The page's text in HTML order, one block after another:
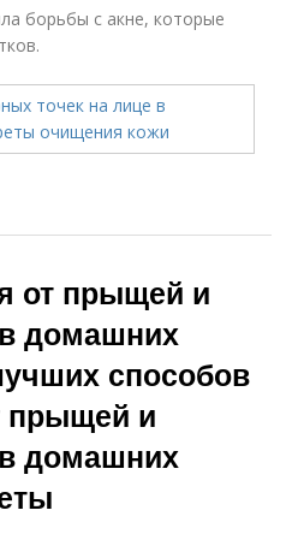
борьбы с акне, которые
от прыщей и
домашних
способов
прыщей и
домашних